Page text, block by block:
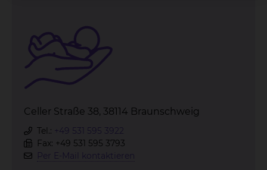
Celler Straße 38, 38114 Braunschweig
Tel.: +49 531 595 3922
Fax: +49 531 595 3793
Per E-Mail kontaktieren